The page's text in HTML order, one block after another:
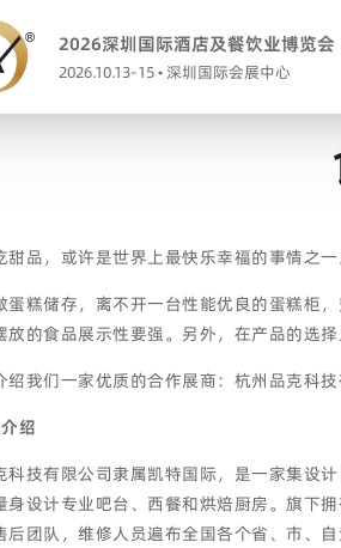
2026深圳国际酒店及餐饮业博览会
2026.10.13-15 • 深圳国际会展中心
甜品，或许是世界上最快乐幸福的事情之
蛋糕储存，离不开一台性能优良的蛋糕柜
放的食品展示性要强。另外，在产品的选
绍我们一家优质的合作展商：杭州品克科
绍
科技有限公司隶属凯特国际，是一家集设
身设计专业吧台、西餐和烘焙厨房。旗下
后团队，维修人员遍布全国各个省、市、